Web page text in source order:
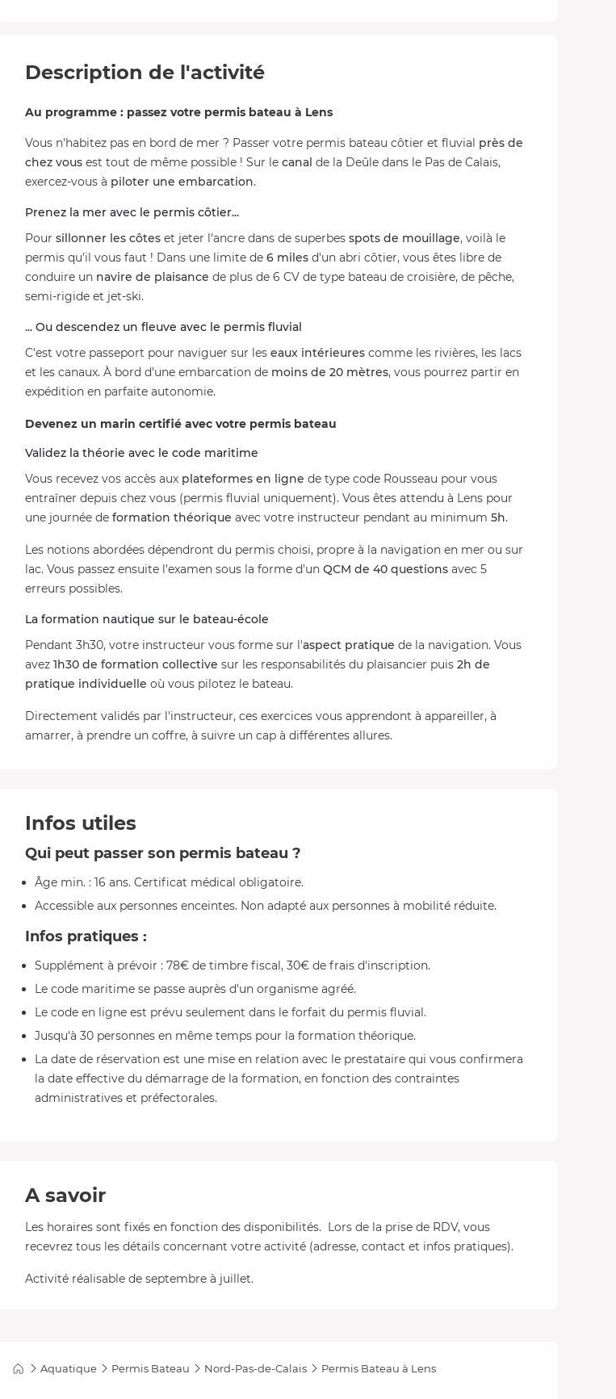
Description de l'activité
Au programme : passez votre permis bateau à Lens
Vous n'habitez pas en bord de mer ? Passer votre permis bateau côtier et fluvial près de
chez vous est tout de même possible ! Sur le canal de la Deûle dans le Pas de Calais,
exercez-vous à piloter une embarcation.
Prenez la mer avec le permis côtier...
Pour sillonner les côtes et jeter l'ancre dans de superbes spots de mouillage, voilà le
permis qu'il vous faut ! Dans une limite de 6 miles d'un abri côtier, vous êtes libre de
conduire un navire de plaisance de plus de 6 CV de type bateau de croisière, de pêche,
semi-rigide et jet-ski.
... Ou descendez un fleuve avec le permis fluvial
C'est votre passeport pour naviguer sur les eaux intérieures comme les rivières, les lacs
et les canaux. À bord d'une embarcation de moins de 20 mètres, vous pourrez partir en
expédition en parfaite autonomie.
Devenez un marin certifié avec votre permis bateau
Validez la théorie avec le code maritime
Vous recevez vos accès aux plateformes en ligne de type code Rousseau pour vous
entraîner depuis chez vous (permis fluvial uniquement). Vous êtes attendu à Lens pour
une journée de formation théorique avec votre instructeur pendant au minimum 5h.
Les notions abordées dépendront du permis choisi, propre à la navigation en mer ou sur
lac. Vous passez ensuite l'examen sous la forme d'un QCM de 40 questions avec 5
erreurs possibles.
La formation nautique sur le bateau-école
Pendant 3h30, votre instructeur vous forme sur l'aspect pratique de la navigation. Vous
avez 1h30 de formation collective sur les responsabilités du plaisancier puis 2h de
pratique individuelle où vous pilotez le bateau.
Directement validés par l'instructeur, ces exercices vous apprendont à appareiller, à
amarrer, à prendre un coffre, à suivre un cap à différentes allures.
Infos utiles
Qui peut passer son permis bateau ?
Âge min. : 16 ans. Certificat médical obligatoire.
Accessible aux personnes enceintes. Non adapté aux personnes à mobilité réduite.
Infos pratiques :
Supplément à prévoir : 78€ de timbre fiscal, 30€ de frais d'inscription.
Le code maritime se passe auprès d'un organisme agréé.
Le code en ligne est prévu seulement dans le forfait du permis fluvial.
Jusqu'à 30 personnes en même temps pour la formation théorique.
La date de réservation est une mise en relation avec le prestataire qui vous confirmera
la date effective du démarrage de la formation, en fonction des contraintes
administratives et préfectorales.
A savoir
Les horaires sont fixés en fonction des disponibilités. Lors de la prise de RDV, vous
recevrez tous les détails concernant votre activité (adresse, contact et infos pratiques).
Activité réalisable de septembre à juillet.
Aquatique Permis Bateau Nord-Pas-de-Calais Permis Bateau à Lens